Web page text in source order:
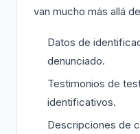
van mucho más allá
Datos de
denunciado.
Testimonios de
identificativos.
Descripciones de